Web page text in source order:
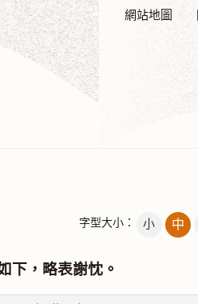
網站地圖
字型大小： 小 中
下，略表謝忱。